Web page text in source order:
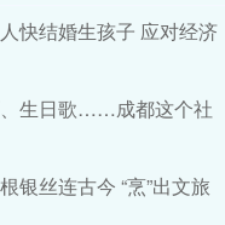
快结婚生孩子 应对经济
、生日歌……成都这个社
银丝连古今 “烹”出文旅